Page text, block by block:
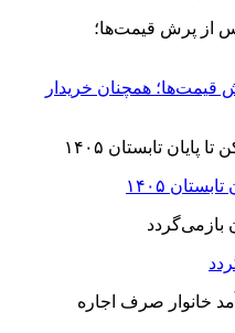
همچنان خریدار
۱۴۰۵